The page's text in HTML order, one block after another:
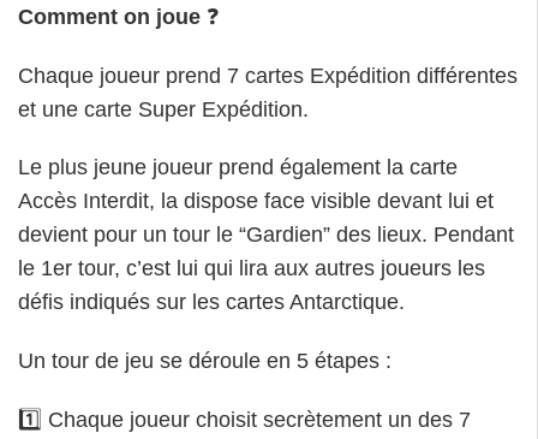
Comment on joue ❓
Chaque joueur prend 7 cartes Expédition différentes
et une carte Super Expédition.
Le plus jeune joueur prend également la carte
Accès Interdit, la dispose face visible devant lui et
devient pour un tour le “Gardien” des lieux. Pendant
le 1er tour, c’est lui qui lira aux autres joueurs les
défis indiqués sur les cartes Antarctique.
Un tour de jeu se déroule en 5 étapes :
1️⃣ Chaque joueur choisit secrètement un des 7